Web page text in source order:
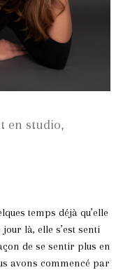
en studio,
temps déjà qu’elle
là, elle s’est senti
de se sentir plus en
avons commencé par